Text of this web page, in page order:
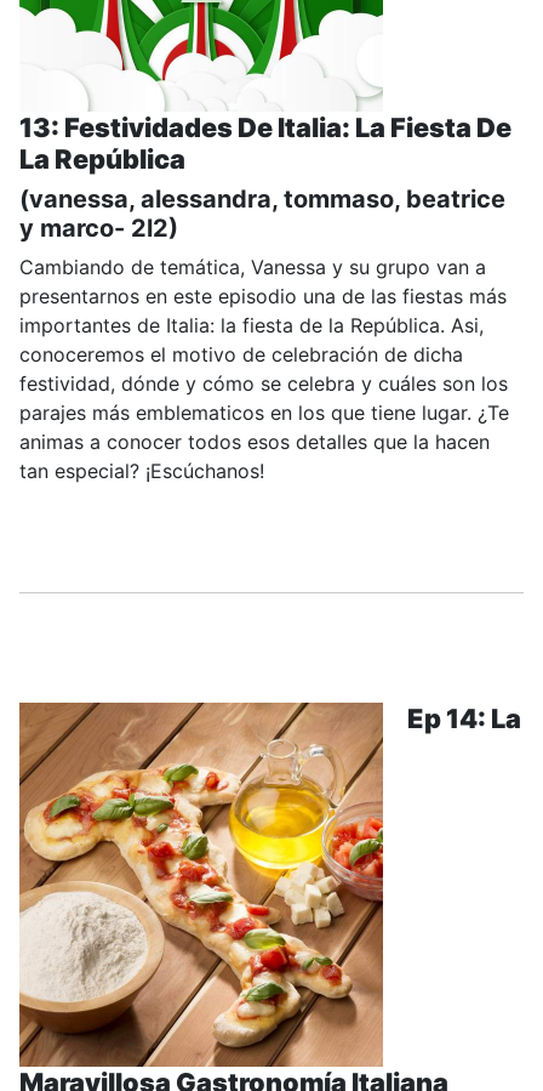
13: Festividades De Italia: La Fiesta De
La República
(vanessa, alessandra, tommaso, beatrice
y marco- 2l2)
Cambiando de temática, Vanessa y su grupo van a
presentarnos en este episodio una de las fiestas más
importantes de Italia: la fiesta de la República. Asi,
conoceremos el motivo de celebración de dicha
festividad, dónde y cómo se celebra y cuáles son los
parajes más emblematicos en los que tiene lugar. ¿Te
animas a conocer todos esos detalles que la hacen
tan especial? ¡Escúchanos!
Ep 14: La
Maravillosa Gastronomía Italiana